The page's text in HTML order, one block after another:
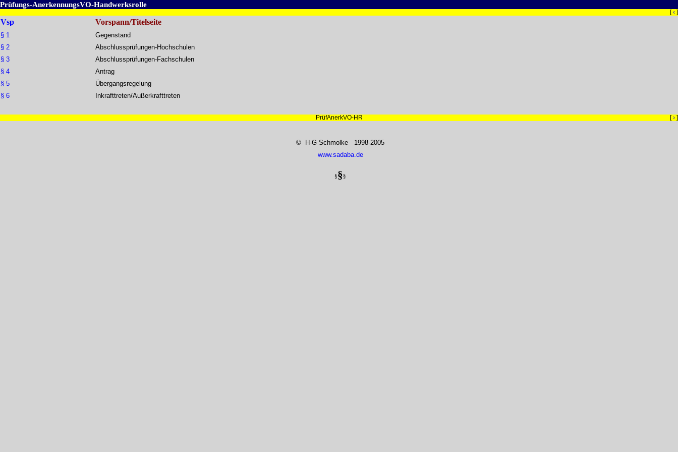
Prüfungs-AnerkennungsVO-Handwerksrolle
[‹ ]
Vsp Vorspann/Titelseite
§ 1
§ 2
§ 3
§ 4
§ 5
§ 6
Gegenstand
Abschlussprüfungen-Hochschulen
Abschlussprüfungen-Fachschulen
Antrag
Übergangsregelung
Inkrafttreten/Außerkrafttreten
PrüfAnerkVO-HR [› ]
© H-G Schmolke 1998-2005
www.sadaba.de
§§§